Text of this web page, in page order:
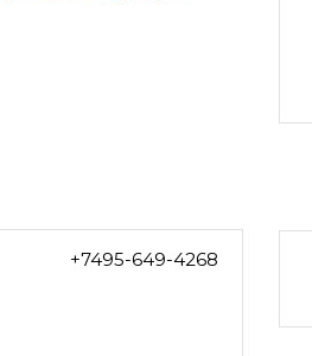
+7495-649-4268